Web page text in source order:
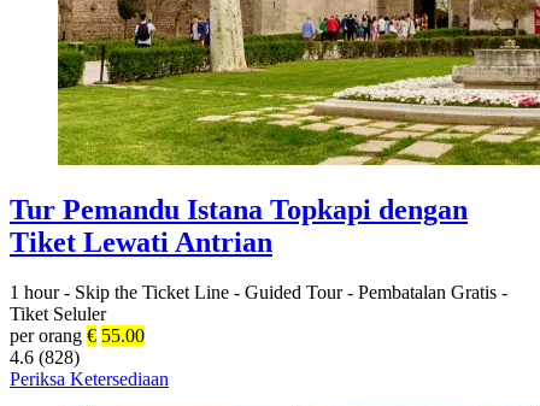
Tur Pemandu Istana Topkapi dengan
Tiket Lewati Antrian
1 hour - Skip the Ticket Line - Guided Tour - Pembatalan Gratis -
Tiket Seluler
per orang € 55.00
4.6 (828)
Periksa Ketersediaan